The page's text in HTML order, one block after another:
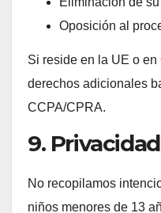
Oposición al
Si reside en la UE o
derechos adicionales
CCPA/CPRA.
9.
No recopilamos
niños menores de 13